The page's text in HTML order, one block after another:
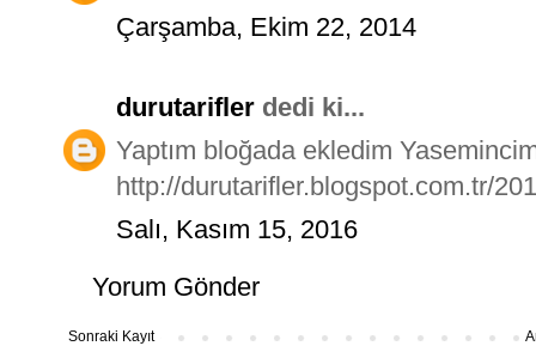
Çarşamba, Ekim 22, 2014
durutarifler dedi ki...
Yaptım bloğada ekledim
http://durutarifler.blogspot.com.tr/
Salı, Kasım 15, 2016
Yorum Gönder
Sonraki Kayıt